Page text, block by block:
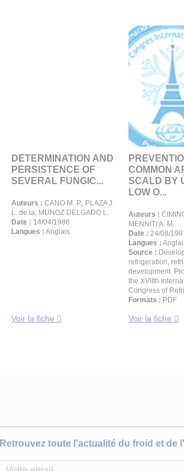
DETERMINATION AND
PERSISTENCE OF
SEVERAL FUNGIC...
Auteurs : CANO M. P., PLAZA J.
L. de la, MUNOZ DELGADO L.
Date : 14/04/1986
Langues : Anglais
Voir la fiche
COMMON
SCALD BY
LOW O...
Auteurs :
MENNITI A. M.
Date : 24/08/
Langues :
Source :
refrigeration,
development.
the XVIIth
Congress of
Formats : PDF
Voir la fiche
Retrouvez toute l'actualité du froid et de